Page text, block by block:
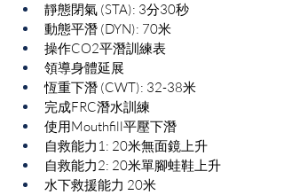
靜態閉氣 (STA): 3分30秒
動態平潛 (DYN): 70米
操作CO2平潛訓練表
領導身體延展
恆重下潛 (CWT): 32-38米
完成FRC潛水訓練
使用Mouthfill平壓下潛
自救能力1: 20米無面鏡上升
自救能力2: 20米單腳蛙鞋上升
水下救援能力 20米